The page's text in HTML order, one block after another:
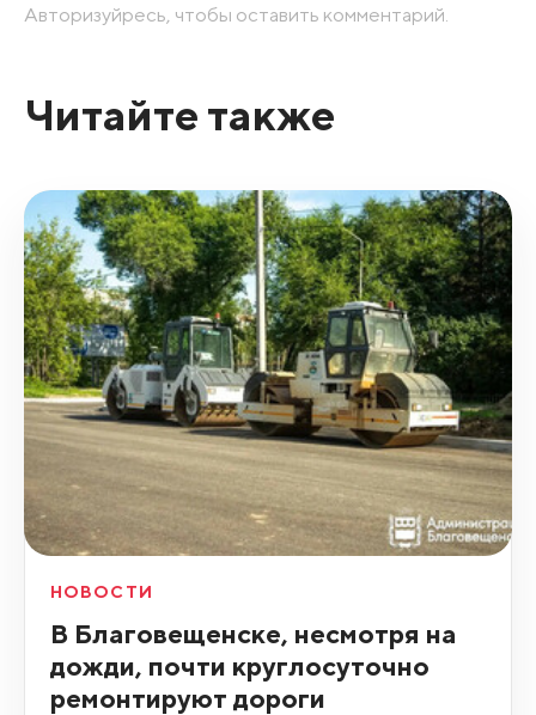
Авторизуйресь, чтобы оставить комментарий.
Читайте также
НОВОСТИ
В Благовещенске, несмотря на
дожди, почти круглосуточно
ремонтируют дороги